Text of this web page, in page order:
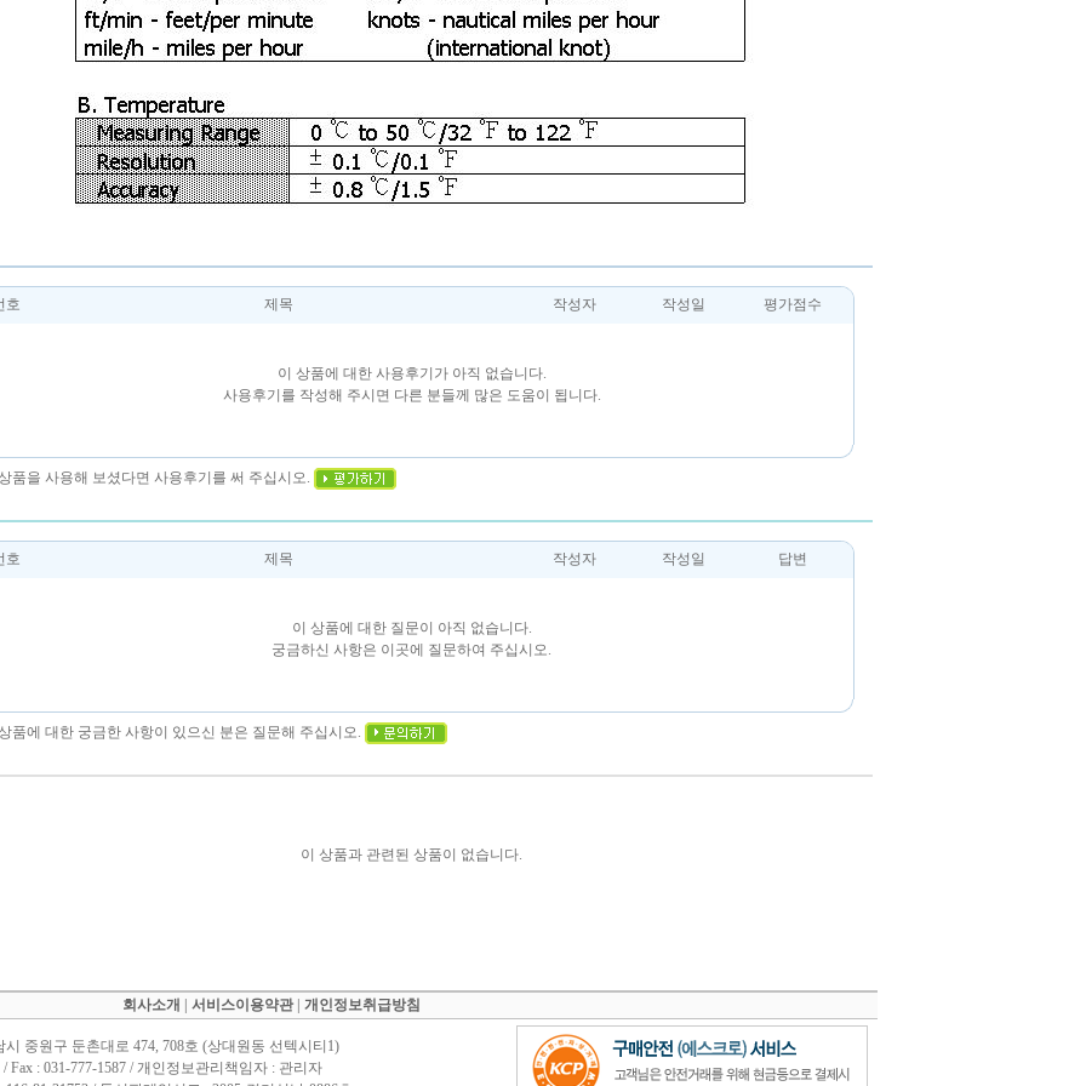
호 제목 작성자 작성일 평가점수
이 상품에 대한 사용후기가 아직 없습니다.
사용후기를 작성해 주시면 다른 분들께 많은 도움이 됩니다.
품을 사용해 보셨다면 사용후기를 써 주십시오.
호 제목 작성자 작성일 답변
이 상품에 대한 질문이 아직 없습니다.
궁금하신 사항은 이곳에 질문하여 주십시오.
품에 대한 궁금한 사항이 있으신 분은 질문해 주십시오.
이 상품과 관련된 상품이 없습니다.
회사소개 서비스이용약관| 개인정보취급방침
시 중원구 둔촌대로 474, 708호 (상대원동 선텍시티1)
/ Fax : 031-777-1587 / 개인정보관리책임자 : 관리자